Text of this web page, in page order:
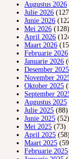
Augustus 2026
Julie 2026
Junie 2026
Mei 2026 (128)
April 2026
Maart 2026
Februarie 2026
Januarie 2026
Desember 2025
November
Oktober 2025
September
Augustus 2025
Julie 2025 (88)
Junie 2025 (52)
Mei 2025 (73)
April 2025 (58)
Maart 2025
Februarie 2025